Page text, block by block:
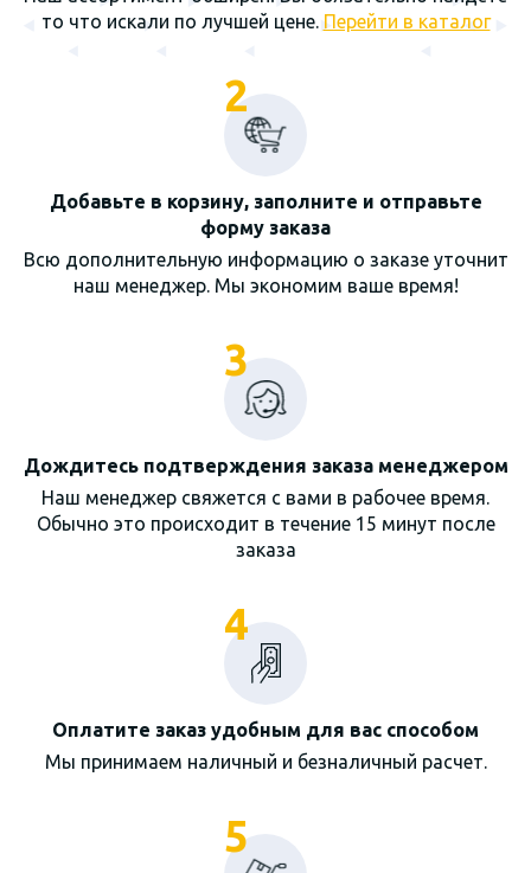
то что искали по лучшей цене. Перейти в каталог
2
Добавьте в корзину, заполните и отправьте
форму заказа
Всю дополнительную информацию о заказе уточнит
наш менеджер. Мы экономим ваше время!
3
Дождитесь подтверждения заказа менеджером
Наш менеджер свяжется с вами в рабочее время.
Обычно это происходит в течение 15 минут после
заказа
4
Оплатите заказ удобным для вас способом
Мы принимаем наличный и безналичный расчет.
5